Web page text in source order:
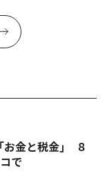
お金と税金｣ ８
で